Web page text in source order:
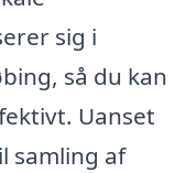
sig i
så du kan
Uanset
samling af